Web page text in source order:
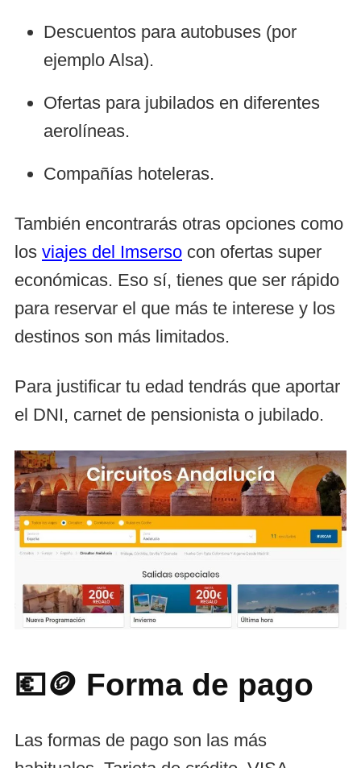
Descuentos para autobuses (por
ejemplo Alsa).
Ofertas para jubilados en diferentes
aerolíneas.
Compañías hoteleras.
También encontrarás otras opciones como
los viajes del Imserso con ofertas super
económicas. Eso sí, tienes que ser rápido
para reservar el que más te interese y los
destinos son más limitados.
Para justificar tu edad tendrás que aportar
el DNI, carnet de pensionista o jubilado.
💶🪙 Forma de pago
Las formas de pago son las más